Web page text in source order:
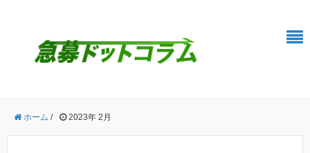
ホーム / 2023年 2月